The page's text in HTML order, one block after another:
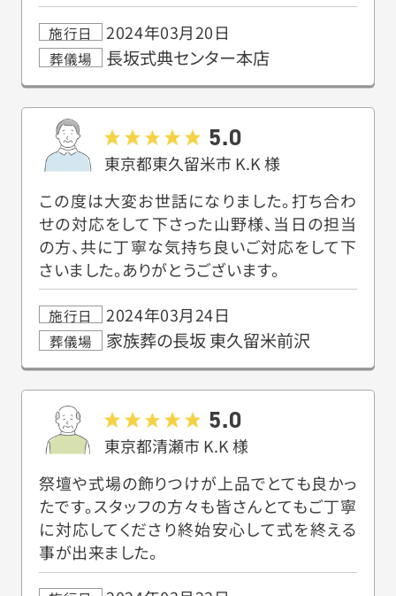
施行日 2024年03月20日
葬儀場 長坂式典センター本店
東京都東久留米市 K.K様
5.0
施行日 2024年03月24日
この度は大変お世話になりました。打ち合わ
せの対応をして下さった山野様、当日の担当
の方、共に丁寧な気持ち良いご対応をして下
さいました。ありがとうございます。
葬儀場 家族葬の長坂 東久留米前沢
東京都清瀬市 K.K様
5.0
祭壇や式場の飾りつけが上品でとても良かっ
たです。スタッフの方々も皆さんとてもご丁寧
に対応してくださり終始安心して式を終える
事が出来ました。